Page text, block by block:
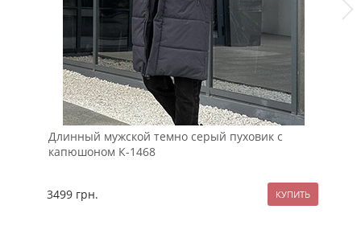
Длинный мужской темно серый пуховик с
капюшоном К-1468
3499 грн.